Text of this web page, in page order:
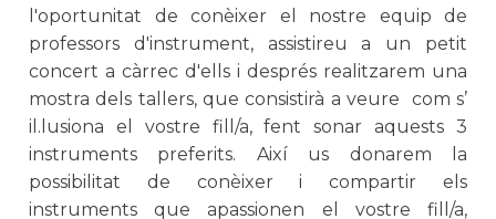
l'oportunitat de conèixer el nostre equip de
professors d'instrument, assistireu a un petit
concert a càrrec d'ells i després realitzarem una
mostra dels tallers, que consistirà a veure
com s’
il.lusiona el vostre fill/a, fent sonar aquests 3
instruments preferits. Així us donarem la
possibilitat de conèixer i compartir els
instruments que apassionen el vostre fill/a,